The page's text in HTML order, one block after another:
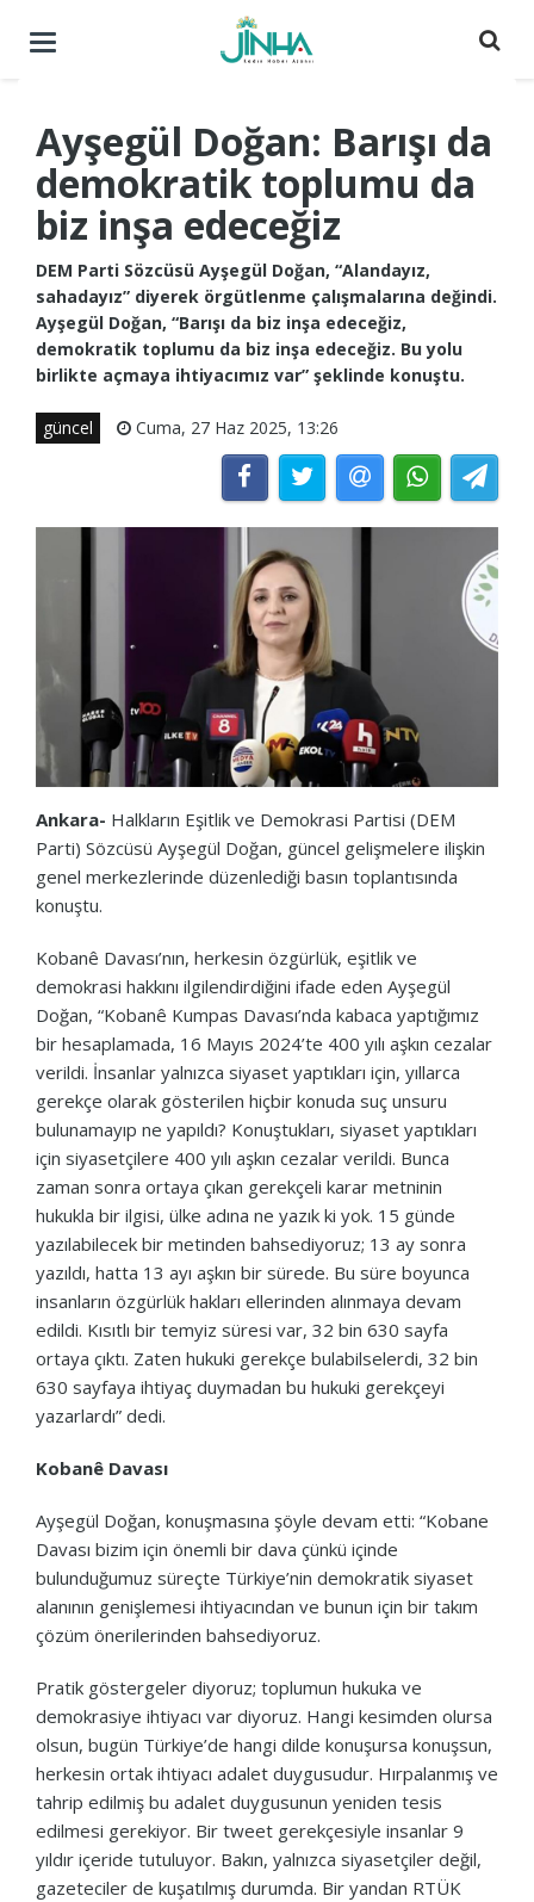
Menüyü
Ayşegül Doğan: Barışı da
demokratik toplumu da
biz inşa edeceğiz
DEM Parti Sözcüsü Ayşegül Doğan, “Alandayız,
sahadayız” diyerek örgütlenme çalışmalarına değindi.
Ayşegül Doğan, “Barışı da biz inşa edeceğiz,
demokratik toplumu da biz inşa edeceğiz. Bu yolu
birlikte açmaya ihtiyacımız var” şeklinde konuştu.
güncel Cuma, 27 Haz 2025, 13:26
Ankara- Halkların Eşitlik ve Demokrasi Partisi (DEM
Parti) Sözcüsü Ayşegül Doğan, güncel gelişmelere ilişkin
genel merkezlerinde düzenlediği basın toplantısında
konuştu.
Kobanê Davası’nın, herkesin özgürlük, eşitlik ve
demokrasi hakkını ilgilendirdiğini ifade eden Ayşegül
Doğan, “Kobanê Kumpas Davası’nda kabaca yaptığımız
bir hesaplamada, 16 Mayıs 2024’te 400 yılı aşkın cezalar
verildi. İnsanlar yalnızca siyaset yaptıkları için, yıllarca
gerekçe olarak gösterilen hiçbir konuda suç unsuru
bulunamayıp ne yapıldı? Konuştukları, siyaset yaptıkları
için siyasetçilere 400 yılı aşkın cezalar verildi. Bunca
zaman sonra ortaya çıkan gerekçeli karar metninin
hukukla bir ilgisi, ülke adına ne yazık ki yok. 15 günde
yazılabilecek bir metinden bahsediyoruz; 13 ay sonra
yazıldı, hatta 13 ayı aşkın bir sürede. Bu süre boyunca
insanların özgürlük hakları ellerinden alınmaya devam
edildi. Kısıtlı bir temyiz süresi var, 32 bin 630 sayfa
ortaya çıktı. Zaten hukuki gerekçe bulabilselerdi, 32 bin
630 sayfaya ihtiyaç duymadan bu hukuki gerekçeyi
yazarlardı” dedi.
Kobanê Davası
Ayşegül Doğan, konuşmasına şöyle devam etti: “Kobane
Davası bizim için önemli bir dava çünkü içinde
bulunduğumuz süreçte Türkiye’nin demokratik siyaset
alanının genişlemesi ihtiyacından ve bunun için bir takım
çözüm önerilerinden bahsediyoruz.
Pratik göstergeler diyoruz; toplumun hukuka ve
demokrasiye ihtiyacı var diyoruz. Hangi kesimden olursa
olsun, bugün Türkiye’de hangi dilde konuşursa konuşsun,
herkesin ortak ihtiyacı adalet duygusudur. Hırpalanmış ve
tahrip edilmiş bu adalet duygusunun yeniden tesis
edilmesi gerekiyor. Bir tweet gerekçesiyle insanlar 9
yıldır içeride tutuluyor. Bakın, yalnızca siyasetçiler değil,
gazeteciler de kuşatılmış durumda. Bir yandan RTÜK